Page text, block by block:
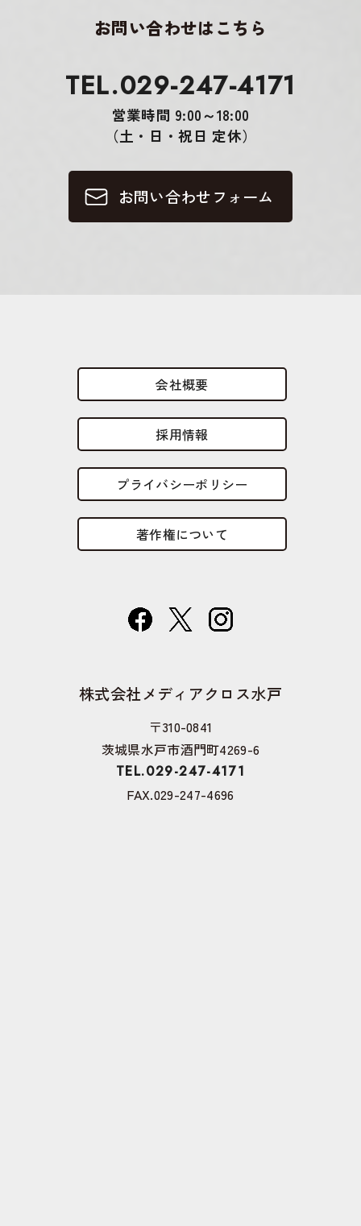
お問い合わせはこちら
TEL.029-247-4171
営業時間 9:00～18:00
（土・日・祝日 定休）
お問い合わせフォーム
会社概要
採用情報
プライバシーポリシー
著作権について
株式会社メディアクロス水戸
〒310-0841
茨城県水戸市酒門町4269-6
TEL.029-247-4171
FAX.029-247-4696